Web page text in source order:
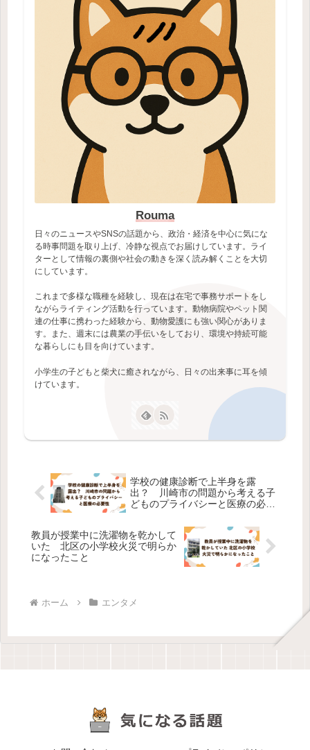
Rouma
日々のニュースやSNSの話題から、政治・経済を中心に気にな
る時事問題を取り上げ、冷静な視点でお届けしています。ライ
ターとして情報の裏側や社会の動きを深く読み解くことを大切
にしています。
これまで多様な職種を経験し、現在は在宅で事務サポートをし
ながらライティング活動を行っています。動物病院やペット関
連の仕事に携わった経験から、動物愛護にも強い関心がありま
す。また、週末には農業の手伝いをしており、環境や持続可能
な暮らしにも目を向けています。
小学生の子どもと柴犬に癒されながら、日々の出来事に耳を傾
けています。
学校の健康診断で上半身を露
出？ 川崎市の問題から考える子
どものプライバシーと医療の必要
教員が授業中に洗濯物を乾かして
いた 北区の小学校火災で明らか
になったこと
ホーム エンタメ